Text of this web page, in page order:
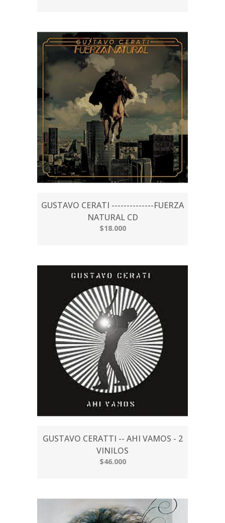
GUSTAVO CERATI --------------FUERZA
NATURAL CD
$18.000
GUSTAVO CERATTI -- AHI VAMOS - 2
VINILOS
$46.000